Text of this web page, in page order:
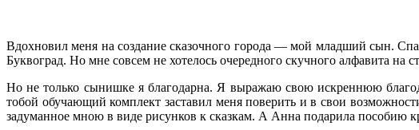
Вдохновил меня на создание сказочного города — мой младший сын.
Буквоград. Но мне совсем не хотелось очередного скучного алфавита
Но не только сынишке я благодарна. Я выражаю свою искреннюю
тобой обучающий комплект заставил меня поверить и в свои
задуманное мною в виде рисунков к сказкам. А Анна подарила пособию